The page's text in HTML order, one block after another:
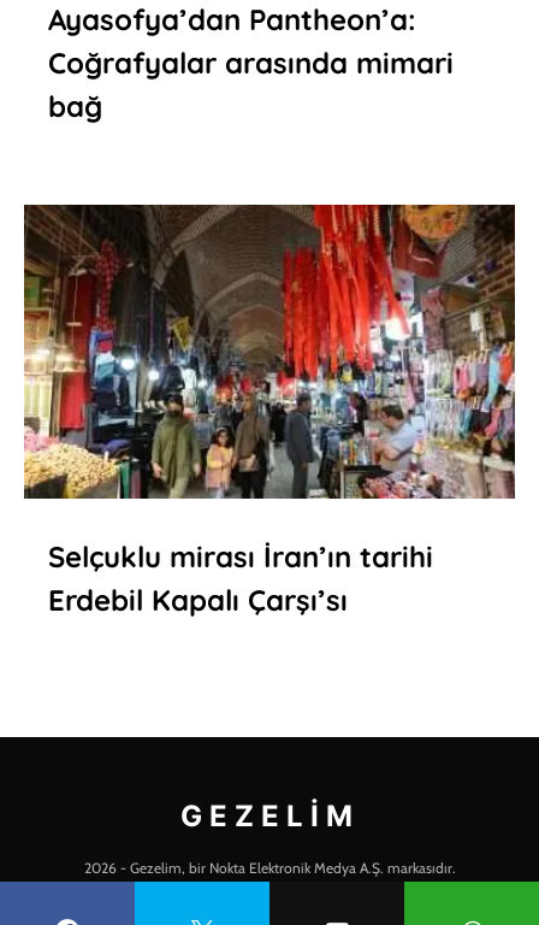
Ayasofya’dan Pantheon’a:
Coğrafyalar arasında mimari
bağ
Selçuklu mirası İran’ın tarihi
Erdebil Kapalı Çarşı’sı
GEZELIM
2026 - Gezelim, bir Nokta Elektronik Medya A.Ş. markasıdır.